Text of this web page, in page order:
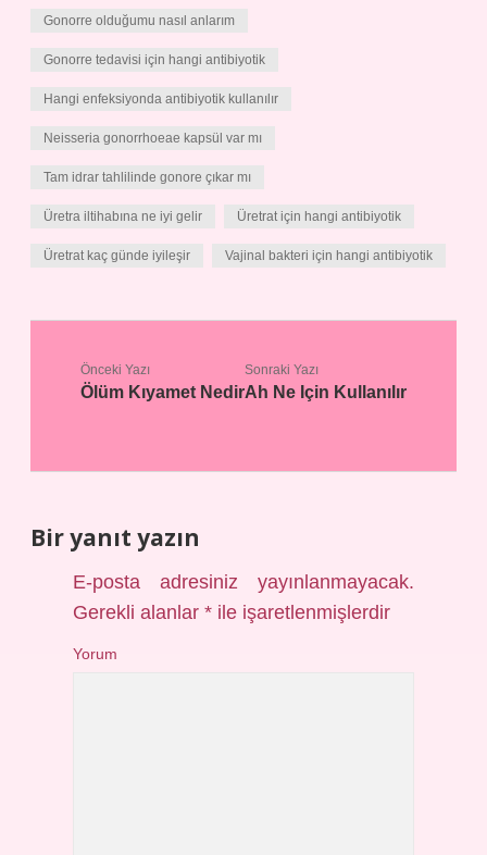
Gonorre olduğumu nasıl anlarım
Gonorre tedavisi için hangi antibiyotik
Hangi enfeksiyonda antibiyotik kullanılır
Neisseria gonorrhoeae kapsül var mı
Tam idrar tahlilinde gonore çıkar mı
Üretra iltihabına ne iyi gelir Üretrat için hangi antibiyotik
Üretrat kaç günde iyileşir Vajinal bakteri için hangi antibiyotik
Önceki Yazı
Ölüm Kıyamet Nedir
Sonraki Yazı
Ah Ne Için Kullanılır
Bir yanıt yazın
E-posta adresiniz yayınlanmayacak.
Gerekli alanlar* ile işaretlenmişlerdir
Yorum